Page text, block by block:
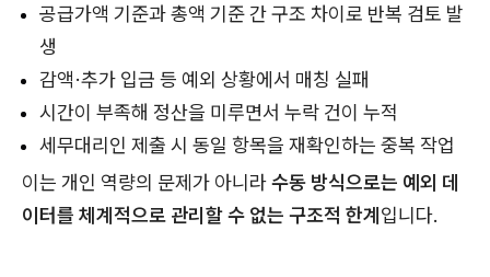
공급가액 기준과 총액 기준 간 구조 차이로 반복 검토 발
생
감액·추가 입금 등 예외 상황에서 매칭 실패
시간이 부족해 정산을 미루면서 누락 건이 누적
세무대리인 제출 시 동일 항목을 재확인하는 중복 작업
이는 개인 역량의 문제가 아니라수동 방식으로는 예외 데
이터를 체계적으로 관리할 수 없는 구조적 한계입니다.